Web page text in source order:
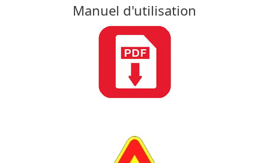
Manuel d'utilisation